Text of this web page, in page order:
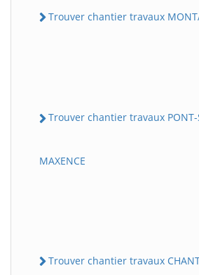
Trouver chantier travaux
Trouver chantier travaux PONT-
MAXENCE
Trouver chantier travaux